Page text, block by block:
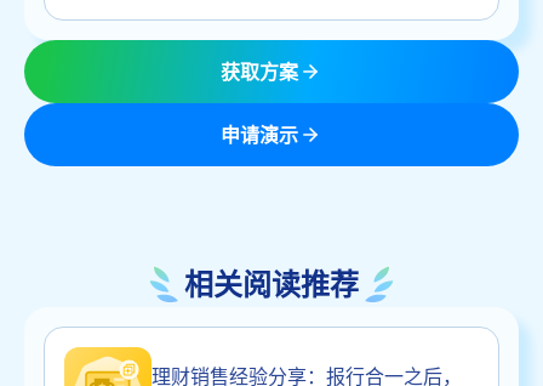
获取方案
申请演示
相关阅读推荐
理财销售经验分享：报行合一之后，